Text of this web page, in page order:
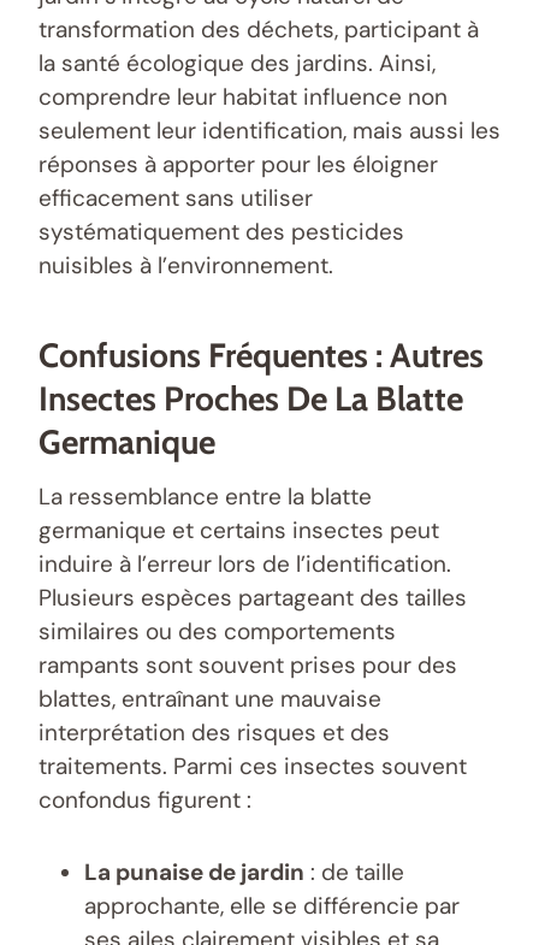
transformation des déchets, participant à
la santé écologique des jardins. Ainsi,
comprendre leur habitat influence non
seulement leur identification, mais aussi les
réponses à apporter pour les éloigner
efficacement sans utiliser
systématiquement des pesticides
nuisibles à l’environnement.
Confusions Fréquentes : Autres
Insectes Proches De La Blatte
Germanique
La ressemblance entre la blatte
germanique et certains insectes peut
induire à l’erreur lors de l’identification.
Plusieurs espèces partageant des tailles
similaires ou des comportements
rampants sont souvent prises pour des
blattes, entraînant une mauvaise
interprétation des risques et des
traitements. Parmi ces insectes souvent
confondus figurent :
La punaise de jardin : de taille
approchante, elle se différencie par